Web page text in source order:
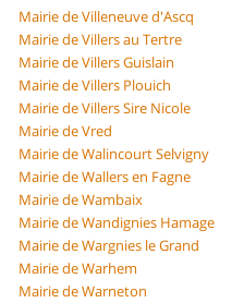
Mairie de Villeneuve d'Ascq
Mairie de Villers au Tertre
Mairie de Villers Guislain
Mairie de Villers Plouich
Mairie de Villers Sire Nicole
Mairie de Vred
Mairie de Walincourt Selvigny
Mairie de Wallers en Fagne
Mairie de Wambaix
Mairie de Wandignies Hamage
Mairie de Wargnies le Grand
Mairie de Warhem
Mairie de Warneton